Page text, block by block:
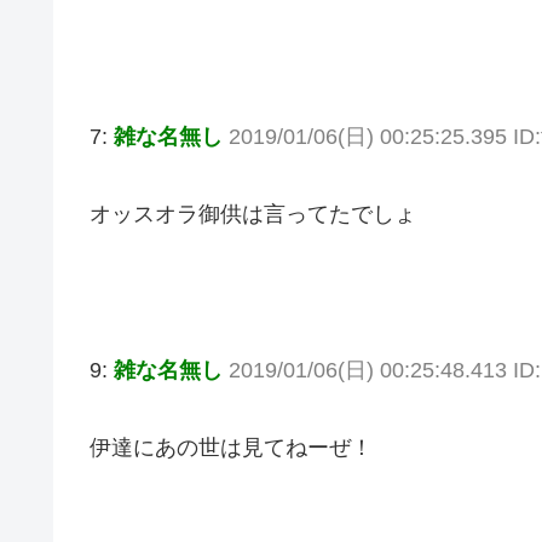
7: 雑な名無し 2019/01/06(日) 00:25:25.395
オッスオラ御供は言ってたでしょ
9: 雑な名無し 2019/01/06(日) 00:25:48.413
伊達にあの世は見てねーぜ！